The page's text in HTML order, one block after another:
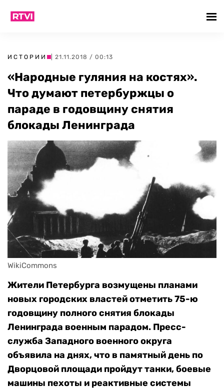
ИСТОРИИ | 21.11.2018 / 00:13
«Народные гуляния на костях».
Что думают петербуржцы о
параде в годовщину снятия
блокады Ленинграда
WikiCommons
Жители Петербурга возмущены планами
новых городских властей отметить 75-ю
годовщину полного снятия блокады
Ленинграда военным парадом. Пресс-
служба Западного военного округа
объявила на днях, что в памятный день по
Дворцовой площади пройдут танки, боевые
машины пехоты и реактивные системы